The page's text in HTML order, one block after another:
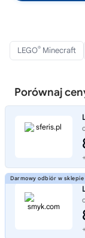
LEGO® Minecraft
Porównaj